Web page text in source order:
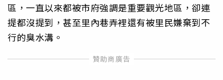
區，一直以來都被市府強調是重要觀光地區，卻連
提都沒提到，甚至里內巷弄裡還有被里民嫌棄到不
行的臭水溝。